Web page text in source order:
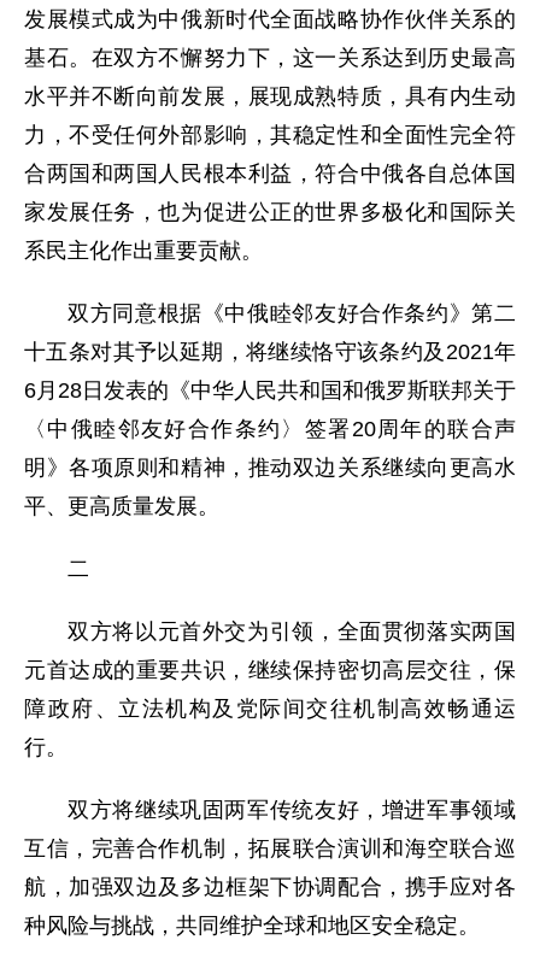
发展模式成为中俄新时代全面战略协作伙伴关系的
基石。在双方不懈努力下，这一关系达到历史最高
水平并不断向前发展，展现成熟特质，具有内生动
力，不受任何外部影响，其稳定性和全面性完全符
合两国和两国人民根本利益，符合中俄各自总体国
家发展任务，也为促进公正的世界多极化和国际关
系民主化作出重要贡献。
双方同意根据《中俄睦邻友好合作条约》第二
十五条对其予以延期，将继续恪守该条约及2021年
6月28日发表的《中华人民共和国和俄罗斯联邦关于
〈中俄睦邻友好合作条约〉签署20周年的联合声
明》各项原则和精神，推动双边关系继续向更高水
平、更高质量发展。
二
双方将以元首外交为引领，全面贯彻落实两国
元首达成的重要共识，继续保持密切高层交往，保
障政府、立法机构及党际间交往机制高效畅通运
行。
双方将继续巩固两军传统友好，增进军事领域
互信，完善合作机制，拓展联合演训和海空联合巡
航，加强双边及多边框架下协调配合，携手应对各
种风险与挑战，共同维护全球和地区安全稳定。